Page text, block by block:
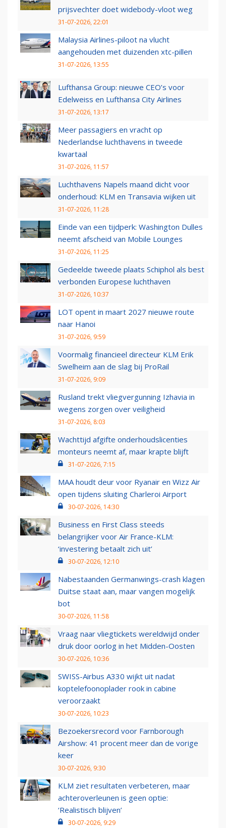
prijsvechter doet widebody-vloot weg
31-07-2026, 22:01
Malaysia Airlines-piloot na vlucht
aangehouden met duizenden xtc-pillen
31-07-2026, 13:55
Lufthansa Group: nieuwe CEO’s voor
Edelweiss en Lufthansa City Airlines
31-07-2026, 13:17
Meer passagiers en vracht op
Nederlandse luchthavens in tweede
kwartaal
31-07-2026, 11:57
Luchthavens Napels maand dicht voor
onderhoud: KLM en Transavia wijken uit
31-07-2026, 11:28
Einde van een tijdperk: Washington Dulles
neemt afscheid van Mobile Lounges
31-07-2026, 11:25
Gedeelde tweede plaats Schiphol als best
verbonden Europese luchthaven
31-07-2026, 10:37
LOT opent in maart 2027 nieuwe route
naar Hanoi
31-07-2026, 9:59
Voormalig financieel directeur KLM Erik
Swelheim aan de slag bij ProRail
31-07-2026, 9:09
Rusland trekt vliegvergunning Izhavia in
wegens zorgen over veiligheid
31-07-2026, 8:03
Wachttijd afgifte onderhoudslicenties
monteurs neemt af, maar krapte blijft
31-07-2026, 7:15
MAA houdt deur voor Ryanair en Wizz Air
open tijdens sluiting Charleroi Airport
30-07-2026, 14:30
Business en First Class steeds
belangrijker voor Air France-KLM:
‘investering betaalt zich uit’
30-07-2026, 12:10
Nabestaanden Germanwings-crash klagen
Duitse staat aan, maar vangen mogelijk
bot
30-07-2026, 11:58
Vraag naar vliegtickets wereldwijd onder
druk door oorlog in het Midden-Oosten
30-07-2026, 10:36
SWISS-Airbus A330 wijkt uit nadat
koptelefoonoplader rook in cabine
veroorzaakt
30-07-2026, 10:23
Bezoekersrecord voor Farnborough
Airshow: 41 procent meer dan de vorige
keer
30-07-2026, 9:30
KLM ziet resultaten verbeteren, maar
achteroverleunen is geen optie:
‘Realistisch blijven’
30-07-2026, 9:29